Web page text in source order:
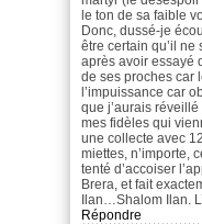
le ton de sa faible
Donc, dussé-je
être certain qu’il ne
après avoir essayé
de ses proches car
l’impuissance car
que j’aurais
mes fidèles qui
une collecte avec
miettes, n’importe,
tenté d’accoiser
Brera, et fait
Ilan…Shalom Ilan.
Répondre